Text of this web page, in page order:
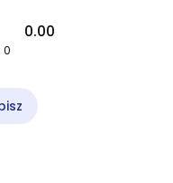
0.00
0